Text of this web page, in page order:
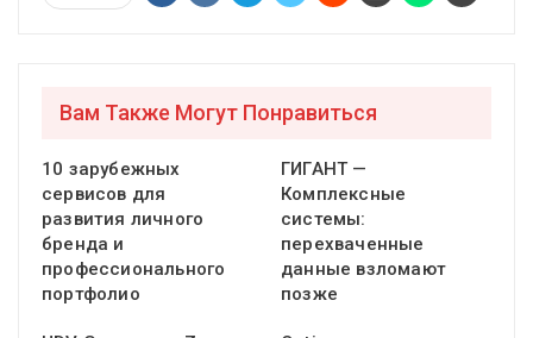
Вам Также Могут Понравиться
10 зарубежных
сервисов для
развития личного
бренда и
профессионального
портфолио
ГИГАНТ —
Комплексные
системы:
перехваченные
данные взломают
позже